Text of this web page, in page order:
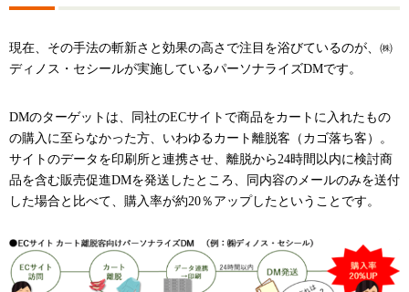
現在、その手法の斬新さと効果の高さで注目を浴びているのが、㈱
ディノス・セシールが実施しているパーソナライズDMです。
DMのターゲットは、同社のECサイトで商品をカートに入れたもの
の購入に至らなかった方、いわゆるカート離脱客（カゴ落ち客）。
サイトのデータを印刷所と連携させ、離脱から24時間以内に検討商
品を含む販売促進DMを発送したところ、同内容のメールのみを送付
した場合と比べて、購入率が約20％アップしたということです。